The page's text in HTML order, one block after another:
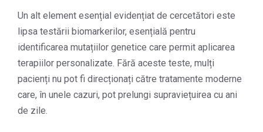
Un alt element esențial evidențiat de cercetători este
lipsa testării biomarkerilor, esențială pentru
identificarea mutațiilor genetice care permit aplicarea
terapiilor personalizate. Fără aceste teste, mulți
pacienți nu pot fi direcționați către tratamente moderne
care, în unele cazuri, pot prelungi supraviețuirea cu ani
de zile.